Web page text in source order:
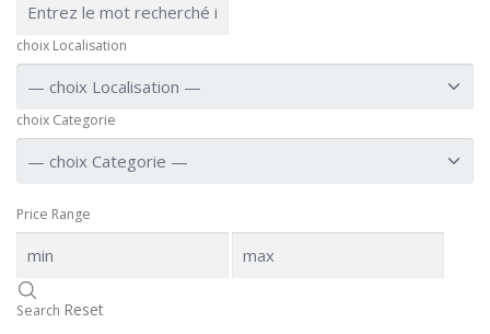
choix Localisation
choix Categorie
Price Range
Search Reset